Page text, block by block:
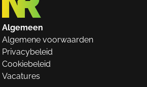
Algemeen
Algemene voorwaarden
Privacybeleid
Cookiebeleid
Vacatures